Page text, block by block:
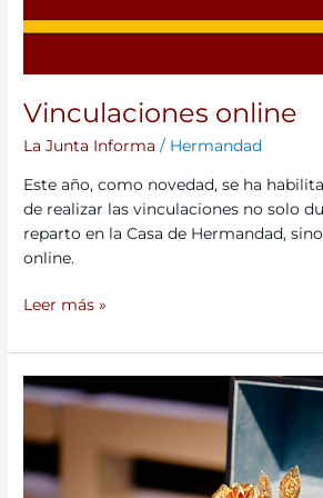
Vinculaciones online
La Junta Informa / Hermandad
Este año, como novedad, se ha
de realizar las vinculaciones no solo
reparto en la Casa de Hermandad,
online.
Leer más »
Entrega de la Rosa de Pasión de
Radio
Sevilla